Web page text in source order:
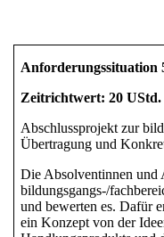
Anforderungssituation
Zeitrichtwert: 20 UStd.
Abschlussprojekt zur
Übertragung und
Die Absolventinnen und
bildungsgangs-/
und bewerten es. Dafür
ein Konzept von der